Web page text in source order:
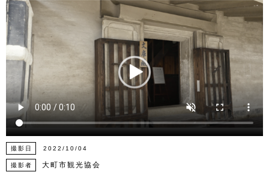
撮影日 2022/10/04
撮影者 大町市観光協会